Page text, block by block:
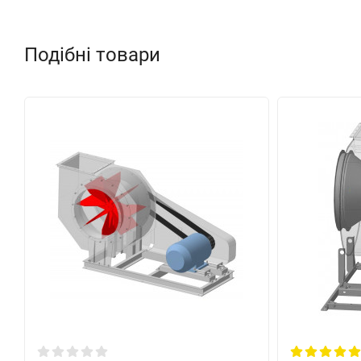
15
АІР 180 М4
АІР 200 М6 22
Положення корпусу вентилятора
Подібні товари